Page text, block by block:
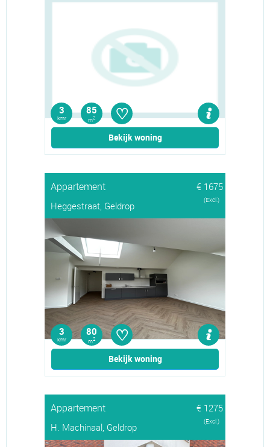
3
kmr
85
m2 ♡
Bekijk woning
Appartement
€ 1675
Heggestraat, Geldrop
(Excl.)
3
kmr
80
m2 ♡
Bekijk woning
Appartement
€ 1275
H. Machinaal, Geldrop
(Excl.)